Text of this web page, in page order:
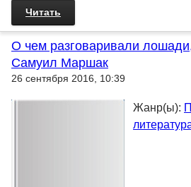
Читать
О чем разговаривали
Самуил Маршак
26 сентября 2016, 10:39
Жанр(ы):